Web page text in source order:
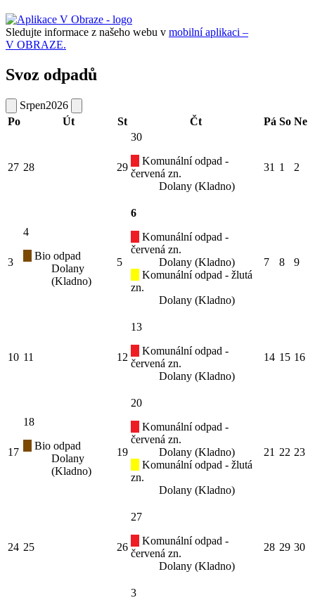
Sledujte informace z našeho webu v mobilní aplikaci –
V OBRAZE.
Svoz odpadů
Srpen2026
Po
Út St Čt Pá So Ne
27 28 29
30
Komunální odpad -
červená zn.
Dolany (Kladno)
31 1 2
3
4
Bio odpad
Dolany
(Kladno)
5
6
Komunální odpad -
červená zn.
Dolany (Kladno)
Komunální odpad - žlutá
zn.
Dolany (Kladno)
7 8 9
10 11 12
13
Komunální odpad -
červená zn.
Dolany (Kladno)
14 15 16
17
18
Bio odpad
Dolany
(Kladno)
19
20
Komunální odpad -
červená zn.
Dolany (Kladno)
Komunální odpad - žlutá
zn.
Dolany (Kladno)
21 22 23
24 25 26
27
Komunální odpad -
červená zn.
Dolany (Kladno)
28 29 30
3